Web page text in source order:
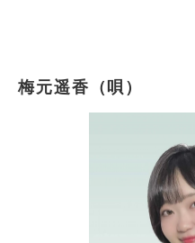
梅元遥香（唄）